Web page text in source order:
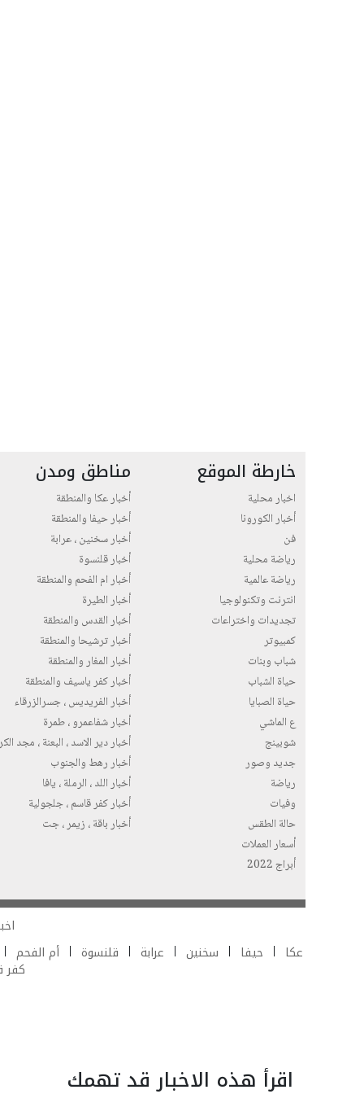
خارطة الموقع
اخبار محلية
أخبار الكورونا
فن
رياضة محلية
رياضة عالمية
انترنت وتكنولوجيا
تجديدات واختراعات
كمبيوتر
شباب وبنات
حياة الشباب
حياة الصبايا
ع الماشي
شوبينج
جديد وصور
رياضة
وفيات
حالة الطقس
أسعار العملات
أبراج 2022
مناطق ومدن
أخبار عكا والمنطقة
أخبار حيفا والمنطقة
أخبار سخنين ، عرابة
أخبار قلنسوة
أخبار ام الفحم والمنطقة
أخبار الطيرة
أخبار القدس والمنطقة
أخبار ترشيحا والمنطقة
أخبار المغار والمنطقة
أخبار كفر ياسيف والمنطقة
أخبار الفريديس ، جسرالزرقاء
أخبار شفاعمرو ، طمرة
أخبار دير الاسد ، البعنة ، مجد
أخبار رهط والجنوب
أخبار اللد ، الرملة ، يافا
أخبار كفر قاسم ، جلجولية
أخبار باقة ، زيمر ، جت
عكا
حيفا سخنين عرابة قلنسوة أم الفحم
كفر
اقرأ هذه الاخبار قد تهمك